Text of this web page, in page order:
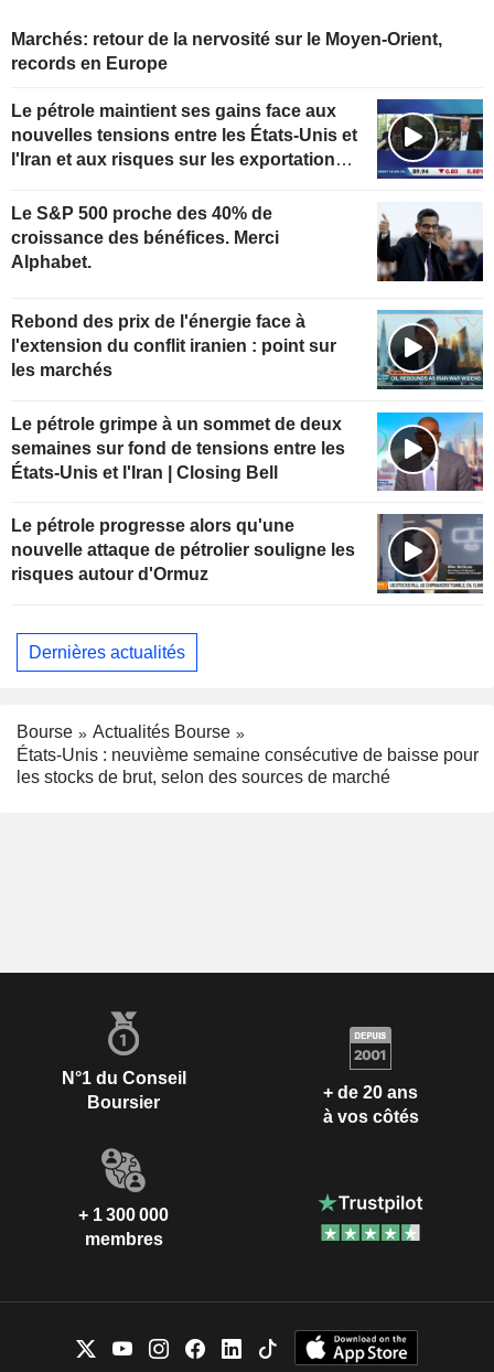
Marchés: retour de la nervosité sur le Moyen-Orient,
records en Europe
Le pétrole maintient ses gains face aux
nouvelles tensions entre les États-Unis et
l'Iran et aux risques sur les exportations
Le S&P 500 proche des 40% de
croissance des bénéfices. Merci
Alphabet.
Rebond des prix de l'énergie face à
l'extension du conflit iranien : point sur
les marchés
Le pétrole grimpe à un sommet de deux
semaines sur fond de tensions entre les
États-Unis et l'Iran | Closing Bell
Le pétrole progresse alors qu'une
nouvelle attaque de pétrolier souligne les
risques autour d'Ormuz
Dernières actualités
Bourse
Actualités Bourse
États-Unis : neuvième semaine consécutive de baisse pour
les stocks de brut, selon des sources de marché
N°1 du Conseil
Boursier
+ de 20 ans
à vos côtés
+ 1 300 000
membres